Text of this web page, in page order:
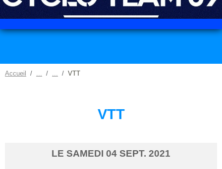
Accueil VTT
VTT
LE SAMEDI 04 SEPT. 2021